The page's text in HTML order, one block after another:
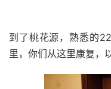
到了桃花源，熟悉的
里，你们从这里康复，